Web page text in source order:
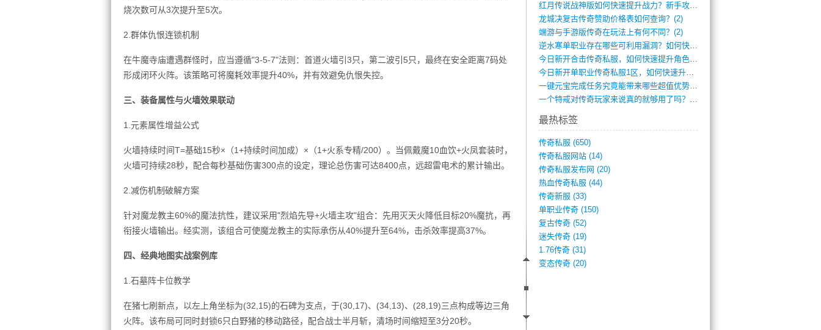
烧次数可从3次提升至5次。
2.群体仇恨连锁机制
在牛魔寺庙遭遇群怪时，应当遵循"3-5-7"法则：首道火墙引3只，第二波引5只，最终在安全距离7码处
形成闭环火阵。该策略可将魔耗效率提升40%，并有效避免仇恨失控。
三、装备属性与火墙效果联动
1.元素属性增益公式
火墙持续时间T=基础15秒×（1+持续时间加成）×（1+火系专精/200）。当佩戴魔10血饮+火凤套装时，
火墙可持续28秒，配合每秒基础伤害300点的设定，理论总伤害可达8400点，远超雷电术的累计输出。
2.减伤机制破解方案
针对魔龙教主60%的魔法抗性，建议采用"烈焰先导+火墙主攻"组合：先用灭天火降低目标20%魔抗，再
衔接火墙输出。经实测，该组合可使魔龙教主的实际承伤从40%提升至64%，击杀效率提高37%。
四、经典地图实战案例库
1.石墓阵卡位教学
在猪七刷新点，以左上角坐标为(32,15)的石碑为支点，于(30,17)、(34,13)、(28,19)三点构成等边三角
火阵。该布局可同时封锁6只白野猪的移动路径，配合战士半月斩，清场时间缩短至3分20秒。
红月传说战神版如何快速提升战力？新手攻略(3)
龙城决复古传奇赞助价格表如何查询？(2)
端游与手游版传奇在玩法上有何不同？(2)
逆水寒单职业存在哪些可利用漏洞？如何快速(1)
今日新开合击传奇私服，如何快速提升角色战(0)
今日新开单职业传奇私服1区，如何快速升级(0)
一键元宝完成任务究竟能带来哪些超值优势？(0)
一个特戒对传奇玩家来说真的就够用了吗？(0)
最热标签
传奇私服 (650)
传奇私服网站 (14)
传奇私服发布网 (20)
热血传奇私服 (44)
传奇新服 (33)
单职业传奇 (150)
复古传奇 (52)
迷失传奇 (19)
1.76传奇 (31)
变态传奇 (20)